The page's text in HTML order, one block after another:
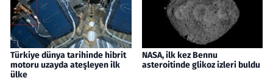
Türkiye dünya tarihinde hibrit
motoru uzayda ateşleyen ilk
ülke
NASA, ilk kez Bennu
asteroitinde glikoz izleri buldu